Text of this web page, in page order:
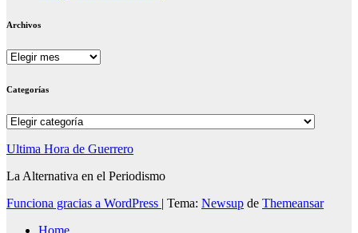
Archivos
Archivos
Categorías
Categorías
Ultima Hora de Guerrero
La Alternativa en el Periodismo
Funciona gracias a WordPress | Tema: Newsup de Themeansar
Home